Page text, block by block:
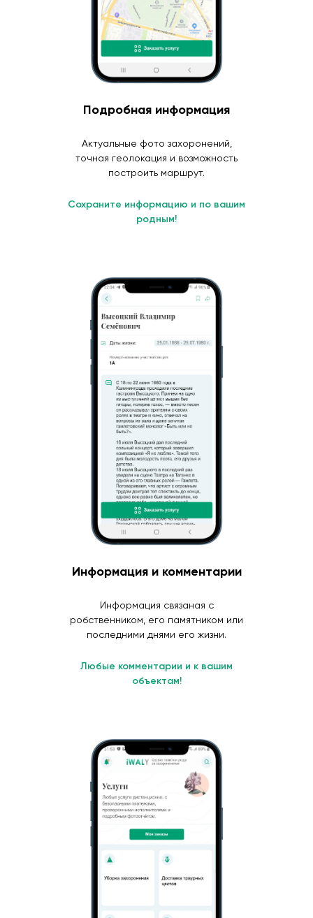
Подробная информация
Актуальные фото захоронений,
точная геолокация и возможность
построить маршрут.
Сохраните информацию и по вашим
родным!
Информация и комментарии
Информация связаная с
робственником, его памятником или
последними днями его жизни.
Любые комментарии и к вашим
объектам!